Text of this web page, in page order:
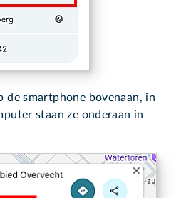
de smartphone bovenaan, in
staan ze onderaan in